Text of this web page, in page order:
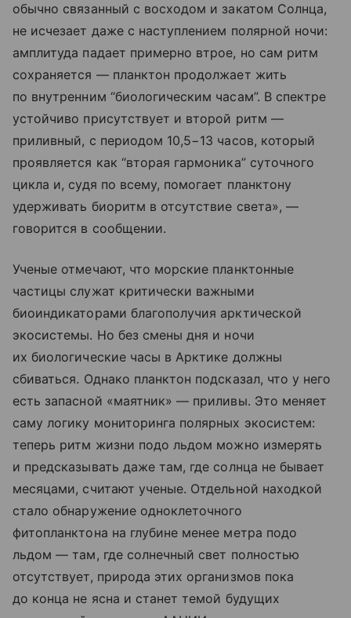
обычно связанный с восходом и закатом Солнца,
не исчезает даже с наступлением полярной ночи:
амплитуда падает примерно втрое, но сам ритм
сохраняется — планктон продолжает жить
по внутренним “биологическим часам”. В спектре
устойчиво присутствует и второй ритм —
приливный, с периодом 10,5−13 часов, который
проявляется как “вторая гармоника” суточного
цикла и, судя по всему, помогает планктону
удерживать биоритм в отсутствие света», —
говорится в сообщении.
Ученые отмечают, что морские планктонные
частицы служат критически важными
биоиндикаторами благополучия арктической
экосистемы. Но без смены дня и ночи
их биологические часы в Арктике должны
сбиваться. Однако планктон подсказал, что у него
есть запасной «маятник» — приливы. Это меняет
саму логику мониторинга полярных экосистем:
теперь ритм жизни подо льдом можно измерять
и предсказывать даже там, где солнца не бывает
месяцами, считают ученые. Отдельной находкой
стало обнаружение одноклеточного
фитопланктона на глубине менее метра подо
льдом — там, где солнечный свет полностью
отсутствует, природа этих организмов пока
до конца не ясна и станет темой будущих